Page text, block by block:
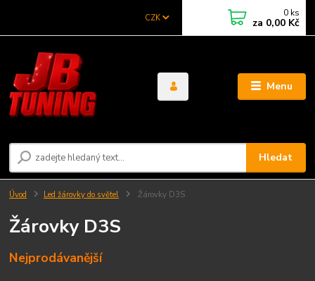
Menu
CZK
Hledat
0 ks
za 0,00 Kč
Úvod Led žárovky do světel Žárovky D3S
Žárovky D3S
Nejprodávanější